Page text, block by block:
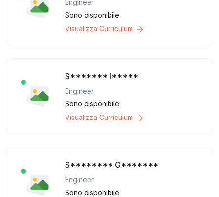
Engineer
Sono disponibile
Visualizza Curriculum
S******* I*****
Engineer
Sono disponibile
Visualizza Curriculum
S******** G*******
Engineer
Sono disponibile